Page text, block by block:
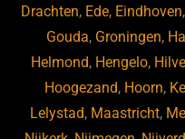
Drachten, Ede, Eindhoven,
Gouda, Groningen,
Helmond, Hengelo,
Hoogezand, Hoorn,
Lelystad, Maastricht,